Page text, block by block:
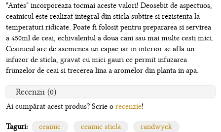
"Antes" incorporeaza tocmai aceste valori! Deosebit de aspectuos,
ceainicul este realizat integral din sticla subtire si rezistenta la
temperaturi ridicate. Poate fi folosit pentru prepararea si servirea
a 450ml de ceai, echivalentul a doua cani sau mai multe cesti mici.
Ceainicul are de asemenea un capac iar in interior se afla un
infuzor de sticla, gravat cu mici gauri ce permit infuzarea
frunzelor de ceai si trecerea lina a aromelor din planta in apa.
Recenzii (0)
Ai cumpărat acest produs? Scrie o recenzie!
Taguri: ceainic ceainic sticla
randwyck